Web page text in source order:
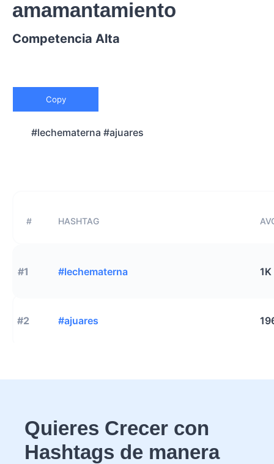
amamantamiento
Competencia Alta
Copy
#lechematerna #ajuares
# HASHTAG
#1 #lechematerna 1K
#2 #ajuares
Quieres Crecer con
Hashtags de manera